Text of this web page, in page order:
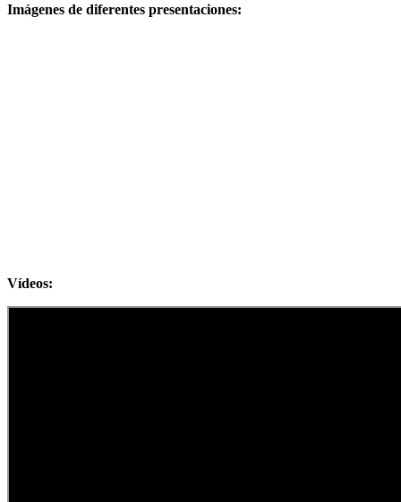
Imágenes de diferentes presentaciones:
Vídeos: